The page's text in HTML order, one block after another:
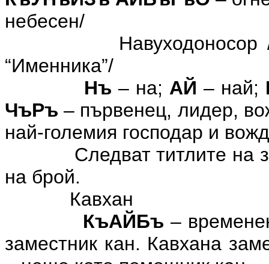
небесен/
“Именника”/
Нъ – на; АЙ – най;
ЧъРъ – първенец, лидер,
най-големия господар и
Следват титлите на
на брой.
Кавхан
КъАЙБъ –
заместник кан. Кавхана